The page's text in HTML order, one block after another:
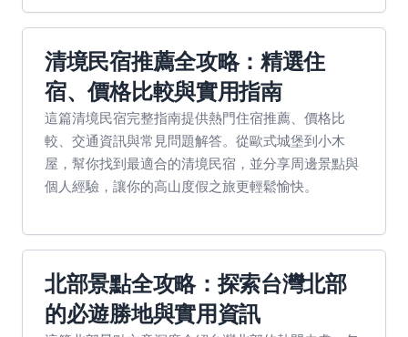
清境民宿推薦全攻略：精選住
宿、價格比較與實用指南
這篇清境民宿完整指南提供熱門住宿推薦、價格比
較、交通資訊與常見問題解答。從歐式城堡到小木
屋，幫你找到最適合的清境民宿，並分享周邊景點與
個人經驗，讓你的高山度假之旅更輕鬆愉快。
北部景點全攻略：探索台灣北部
的必遊勝地與實用資訊